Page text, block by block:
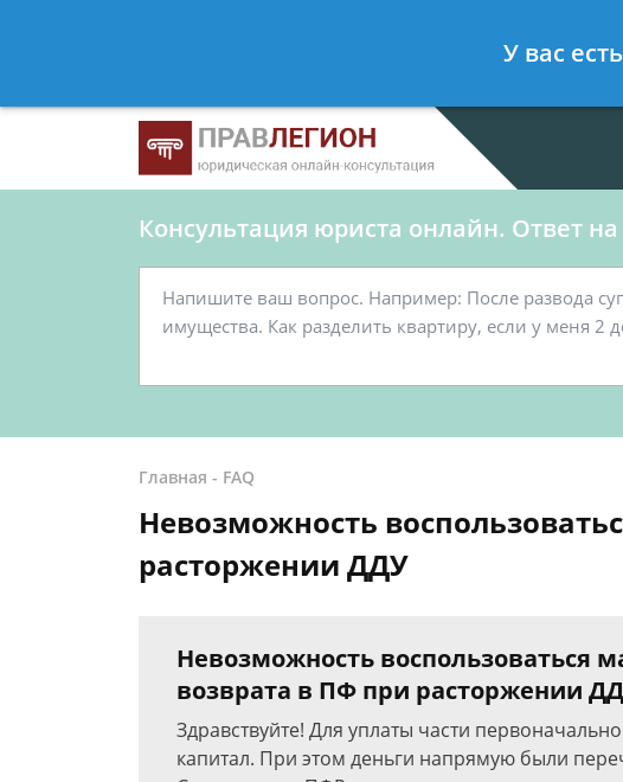
- Юрист по гражданскому
Консультация юриста онлайн. Ответ
Главная - FAQ
Невозможность
расторжении ДДУ
Невозможность воспользоваться
возврата в ПФ при расторжении
Здравствуйте! Для уплаты части
капитал. При этом деньги напрямую были
У вас